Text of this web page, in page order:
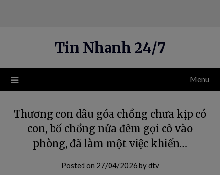
Tin Nhanh 24/7
Menu
Thương con dâu góa chồng chưa kịp có
con, bố chồng nửa đêm gọi cô vào
phòng, đã làm một việc khiến…
Posted on 27/04/2026 bydtv